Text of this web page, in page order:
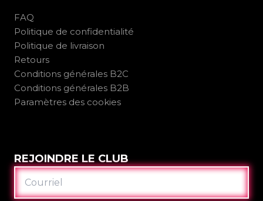
FAQ
Politique de confidentialité
Politique de livraison
Retours
Conditions générales B2C
Conditions générales B2B
Paramètres des cookies
REJOINDRE LE CLUB
COURRIEL